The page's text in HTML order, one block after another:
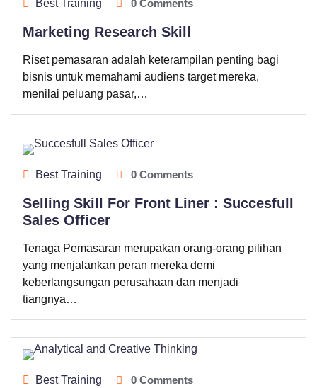
Best Training 0 Comments
Marketing Research Skill
Riset pemasaran adalah keterampilan penting bagi
bisnis untuk memahami audiens target mereka,
menilai peluang pasar,…
Best Training 0 Comments
Selling Skill For Front Liner : Succesfull
Sales Officer
Tenaga Pemasaran merupakan orang-orang pilihan
yang menjalankan peran mereka demi
keberlangsungan perusahaan dan menjadi
tiangnya…
Best Training 0 Comments